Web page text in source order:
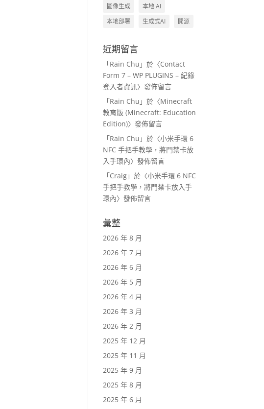
圖像生成
本地 AI
本地部署
生成式AI 開源
近期留言
「Rain Chu 」於〈Contact
Form 7 – WP PLUGINS – 紀錄
登入者資訊〉發佈留言
「Rain Chu 」於〈Minecraft
教育版 (Minecraft: Education
Edition)〉發佈留言
「Rain Chu 」於〈小米手環 6
NFC 手把手教學，將門禁卡放
入手環內〉發佈留言
「Craig 」於〈小米手環 6 NFC
手把手教學，將門禁卡放入手
環內〉發佈留言
彙整
2026 年 8 月
2026 年 7 月
2026 年 6 月
2026 年 5 月
2026 年 4 月
2026 年 3 月
2026 年 2 月
2025 年 12 月
2025 年 11 月
2025 年 9 月
2025 年 8 月
2025 年 6 月